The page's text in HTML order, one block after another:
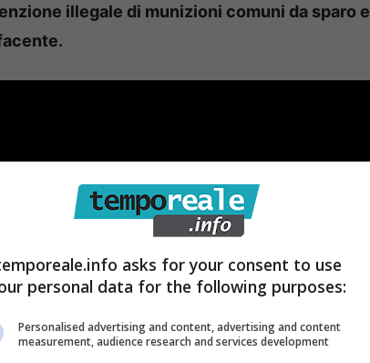
illegale di munizioni comuni da sparo e
asks for your consent to use
personal data for the following purposes:
Personalised advertising and content, advertising and content
measurement, audience research and services development